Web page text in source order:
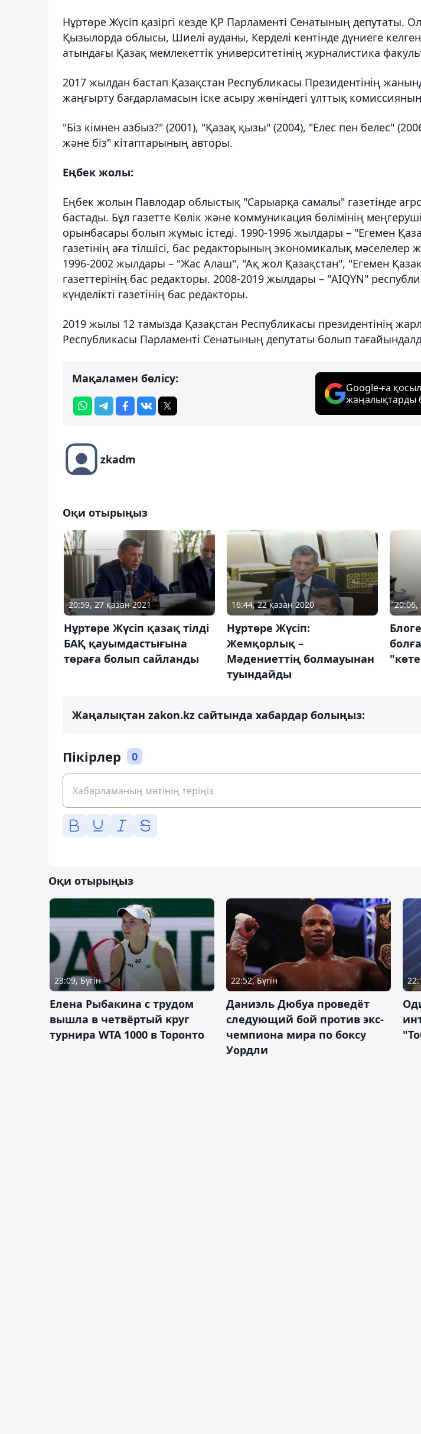
Нұртөре Жүсіп қазіргі кезде ҚР Парламенті Сенатының депутаты.
Қызылорда облысы, Шиелі ауданы, Керделі кентінде дүниеге
атындағы Қазақ мемлекеттік университетінің журналистика
2017 жылдан бастап Қазақстан Республикасы Президентінің
жаңғырту бағдарламасын іске асыру жөніндегі ұлттық
"Біз кімнен азбыз?" (2001), "Қазақ қызы" (2004), "Елес пен белес"
және біз" кітаптарының авторы.
Еңбек жолы:
Еңбек жолын Павлодар облыстық "Сарыарқа самалы" газетінде
бастады. Бұл газетте Көлік және коммуникация бөлімінің
орынбасары болып жұмыс істеді. 1990-1996 жылдары – "Егемен
газетінің аға тілшісі, бас редакторының экономикалық мәселелер
1996-2002 жылдары – "Жас Алаш", "Ақ жол Қазақстан", "Егемен
газеттерінің бас редакторы. 2008-2019 жылдары – "AIQYN"
күнделікті газетінің бас редакторы.
2019 жылы 12 тамызда Қазақстан Республикасы президентінің
Республикасы Парламенті Сенатының депутаты болып
Мақаламен бөлісу:
Google-ға
жаңалықтарды
zkadm
Оқи отырыңыз
20:59, 27 қазан 2021
Нұртөре Жүсіп қазақ тілді
БАҚ қауымдастығына
төраға болып сайланды
16:44, 22 қазан 2020
Нұртөре Жүсіп:
Жемқорлық –
Мәдениеттің болмауынан
туындайды
20:06,
Жаңалықтан zakon.kz сайтында хабардар болыңыз:
Пікірлер 0
Оқи отырыңыз
23:09, Бүгін
Елена Рыбакина с трудом
вышла в четвёртый круг
турнира WTA 1000 в Торонто
22:52, Бүгін
Даниэль Дюбуа проведёт
следующий бой против экс-
чемпиона мира по боксу
Уордли